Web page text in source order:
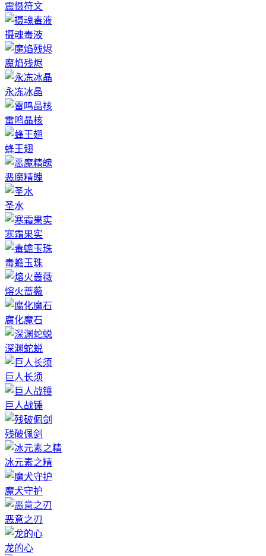
震慑符文
摄魂毒液
魔焰残烬
永冻冰晶
雷鸣晶核
蜂王翅
恶魔精魄
圣水
寒霜果实
毒蟾玉珠
熔火蔷薇
腐化魔石
深渊蛇蜕
巨人长须
巨人战锤
残破佩剑
冰元素之精
魔犬守护
恶意之刃
龙的心